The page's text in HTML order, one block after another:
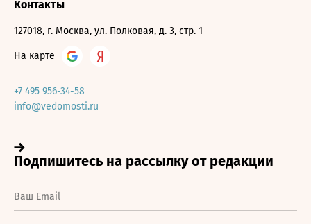
Контакты
127018, г. Москва, ул. Полковая, д. 3, стр. 1
На карте
+7 495 956-34-58
info@vedomosti.ru